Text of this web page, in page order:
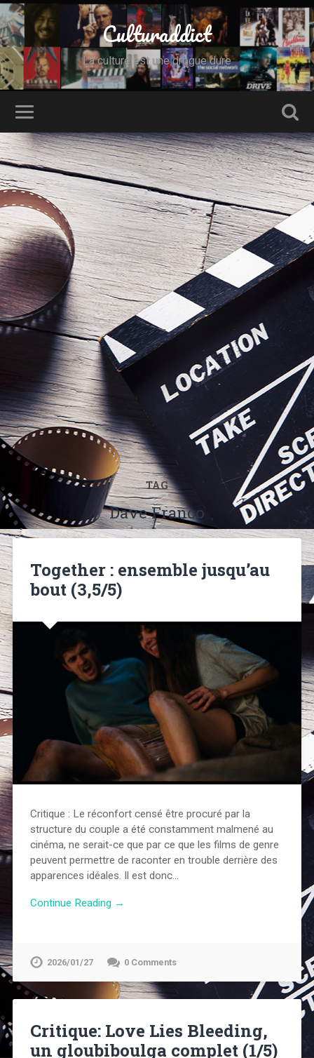
Culturaddict
La culture est une drogue dure
TAG
Dave Franco
Together : ensemble jusqu’au
bout (3,5/5)
Critique : Le réconfort censé être procuré par la
structure du couple a été constamment malmené au
cinéma, ne serait-ce que par ce que les films de genre
peuvent permettre de raconter en trouble derrière des
apparences idéales. Il est donc…
Continue Reading →
2026/01/27 0 Comments
Critique: Love Lies Bleeding,
un gloubiboulga complet (1/5)